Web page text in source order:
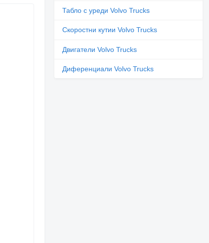
Табло с уреди Volvo Trucks
Скоростни кутии Volvo Trucks
Двигатели Volvo Trucks
Диференциали Volvo Trucks